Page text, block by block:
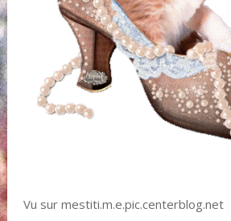
Vu sur mestiti.m.e.pic.centerblog.net